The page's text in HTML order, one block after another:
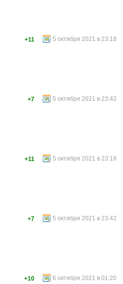
5 октября 2021 в 23:18
+11
5 октября 2021 в 23:42
+7
5 октября 2021 в 23:18
+11
5 октября 2021 в 23:42
+7
6 октября 2021 в 01:20
+10